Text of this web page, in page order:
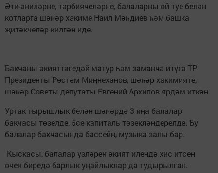
Әти-әниләрне, тәрбиячеләрне, балаларны өй туе белән
котларга шәһәр хакиме Наил Мәһдиев һәм башка
җитәкчеләр килгән иде.
Бакчаны әкияттәгедәй матур һәм заманча итүгә ТР
Президенты Рөстәм Миңнеханов, шәһәр хакимияте,
шәһәр Советы депутаты Евгений Архипов ярдәм иткән.
Уртак тырышлык белән шәһәрдә 3 яңа балалар
бакчасы төзелде, 5се капиталь төзекләндерелде. Бу
балалар бакчасында бассейн, музыка залы бар.
Кыскасы, балалар үзләрен әкият илендә хис итсен
өчен биредә барлык уңайлыклар да тудырылган.